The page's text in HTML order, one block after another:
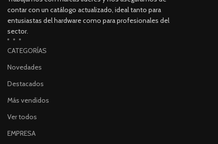
contar con un catálogo actualizado, ideal tanto para
entusiastas del hardware como para profesionales del
sector.
CATEGORÍAS
Novedades
Destacados
Más vendidos
Ver todos
EMPRESA